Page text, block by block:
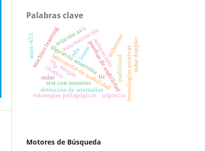
Palabras clave
laboratorio de usabilidad
pruebas de usabilidad
test con usuarios
usabilidad
digestión anaerobia
automatización
biogás
detección de anomalías
autoencoder
machine learning
abp
estrategias pedagógicas
fesem
edx
relación ni/s
chatbot
alzhaimer
urgencia
tic tecnologías asistivas
radar
arinc-453 radar doppler
Motores de Búsqueda